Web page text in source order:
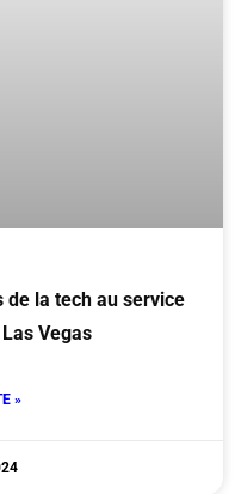
de la tech au service
Vegas
»